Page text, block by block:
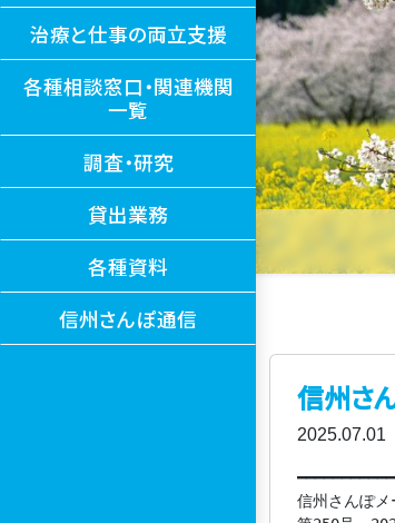
治療と仕事の両立支援
各種相談窓口・関連機関
一覧
調査・研究
貸出業務
各種資料
信州さんぽ通信
信州さ
2025.07.01
信州さんぽメ